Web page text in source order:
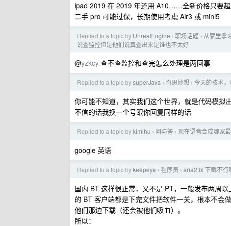
ipad 2019 在 2019 年还用 A10……全新价格只要
二手 pro 可能过保，长期使用考虑 Air3 或 mini5
Replied to a topic by UnrealEngine › 职场话题 › 从家里拿
说查监控但是他们说真查出来是谁也不太好
@yzkcy 查不查监控和查完怎么处理是两回事
Replied to a topic bysuperJava › 奇思妙想 › 今天的技术，
你可能不知道，其实我们这个世界，就是代码模拟
不信的话我换一个号跟你回复同样的话
Replied to a topic bykimihu › 问与答 › 现在语音合成哪家
google 英语
Replied to a topic bykeepeye › 程序员 › aria2 bt 下载不行
国内 BT 这样很正常，又不是 PT，一般发布两周
的 BT 客户端都是下完文件把软件一关，根本不会
他们那边下载（还会被他们吸血）。
所以：